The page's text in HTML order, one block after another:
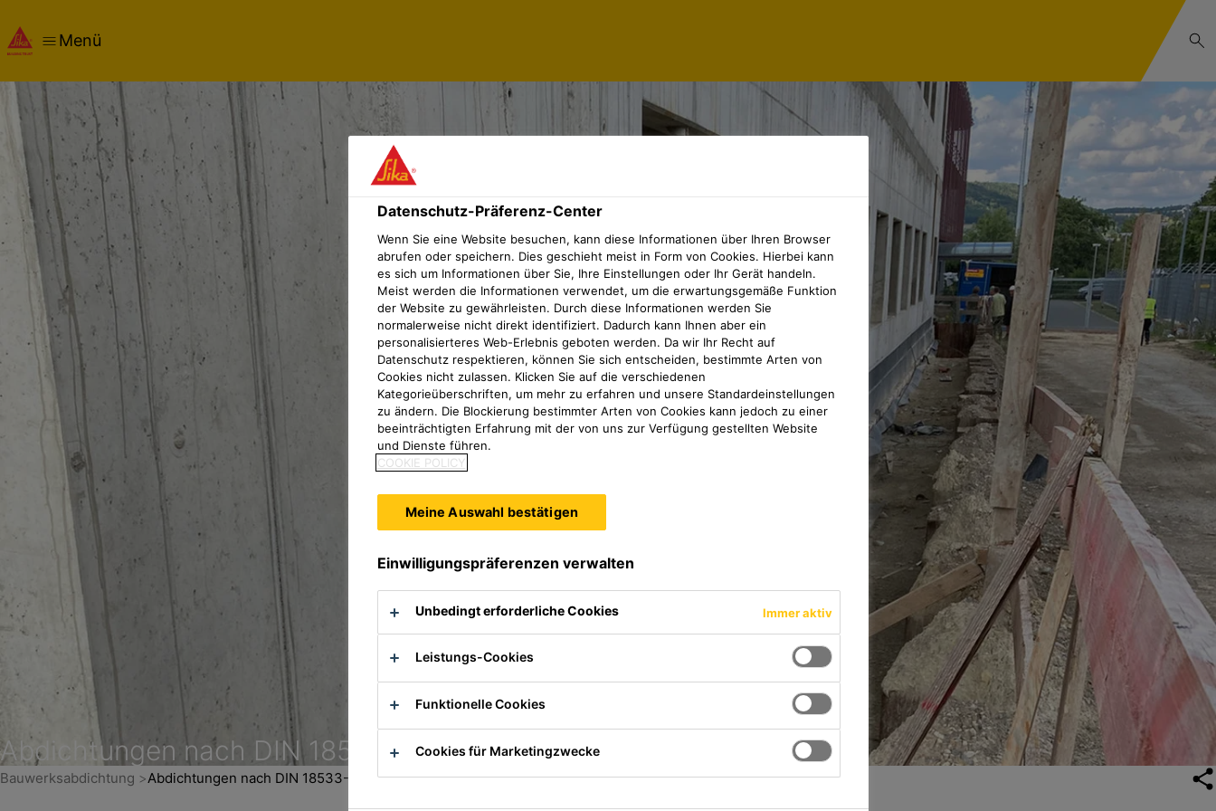
Menü
Abdichtungen nach DIN 18533-18535
Bauwerksabdichtung Abdichtungen nach DIN 18533-18535
Datenschutz-Präferenz-Center
Wenn Sie eine Website besuchen, kann diese Informationen über Ihren Browser
abrufen oder speichern. Dies geschieht meist in Form von Cookies. Hierbei kann
es sich um Informationen über Sie, Ihre Einstellungen oder Ihr Gerät handeln.
Meist werden die Informationen verwendet, um die erwartungsgemäße Funktion
der Website zu gewährleisten. Durch diese Informationen werden Sie
normalerweise nicht direkt identifiziert. Dadurch kann Ihnen aber ein
personalisierteres Web-Erlebnis geboten werden. Da wir Ihr Recht auf
Datenschutz respektieren, können Sie sich entscheiden, bestimmte Arten von
Cookies nicht zulassen. Klicken Sie auf die verschiedenen
Kategorieüberschriften, um mehr zu erfahren und unsere Standardeinstellungen
zu ändern. Die Blockierung bestimmter Arten von Cookies kann jedoch zu einer
beeinträchtigten Erfahrung mit der von uns zur Verfügung gestellten Website
und Dienste führen.
COOKIE POLICY
Meine Auswahl bestätigen
Einwilligungspräferenzen verwalten
Unbedingt erforderliche Cookies Immer aktiv
Leistungs-Cookies
Funktionelle Cookies
Cookies für Marketingzwecke